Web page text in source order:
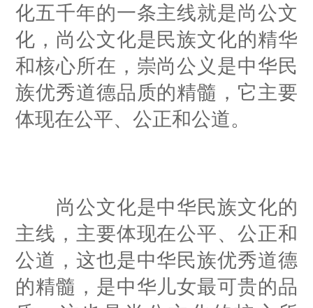
化五千年的一条主线就是尚公文
化，尚公文化是民族文化的精华
和核心所在，崇尚公义是中华民
族优秀道德品质的精髓，它主要
体现在公平、公正和公道。
尚公文化是中华民族文化的
主线，主要体现在公平、公正和
公道，这也是中华民族优秀道德
的精髓，是中华儿女最可贵的品